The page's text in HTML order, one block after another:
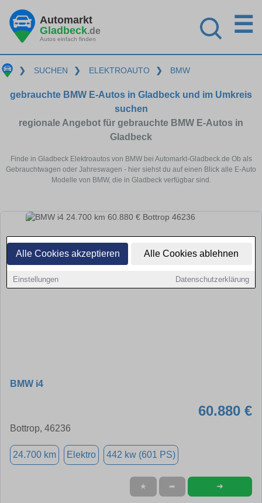
Alle Cookies akzeptieren Alle Cookies ablehnen
Einstellungen Datenschutzerklärung
Automarkt
Gladbeck.de
Autos einfach finden
☰
❯ SUCHEN ❯ ELEKTROAUTO ❯ BMW
gebrauchte BMW E-Autos in Gladbeck und im Umkreis
suchen
regionale Angebot für gebrauchte BMW E-Autos in
Gladbeck
Finde in Gladbeck Elektroautos von BMW bei Automarkt-Gladbeck.de Ob als
Gebrauchtwagen oder Jahreswagen - hier siehst du auf einen Blick alle E-Auto
Modelle von BMW, die in Gladbeck verfügbar sind.
BMW i4
60.880 €
Bottrop, 46236
24.700 km Elektro 442 kw (601 PS)
★ ➦ ➜